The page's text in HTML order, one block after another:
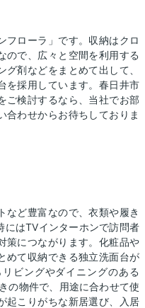
フローラ」です。収納はクロ
ので、広々と空間を利用する
剤などをまとめて出して、
を採用しています。春日井市
ご検討するなら、当社でお部
合わせからお待ちしておりま
など豊富なので、衣類や履き
にはTVインターホンで訪問者
策につながります。化粧品や
めて収納できる独立洗面台が
ビングやダイニングのある
の物件で、用途に合わせて使
起こりがちな新居選び、入居